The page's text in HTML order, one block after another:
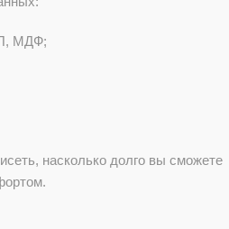
МДФ;
насколько долго вы сможете